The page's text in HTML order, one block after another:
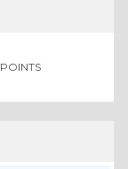
POINTS